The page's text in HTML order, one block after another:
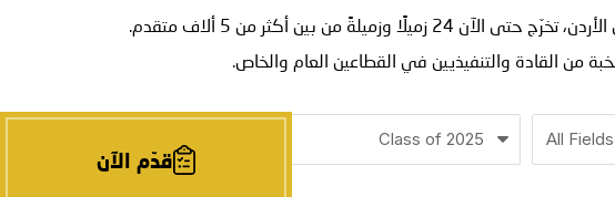
قدّم الآن
منذ إطلاق البرنامج في عام 2018، انضم أكثر من 450 زميلًا وزميلةً إلى برنامج قمم على مستوى العالم. وفي الأردن، تخرّج حتى الآن 24 زميلًا وزميلةً من بين أكثر من 5 ألاف متقدم.
من القادة والتنفيذيين في القطاعين العام والخاص.